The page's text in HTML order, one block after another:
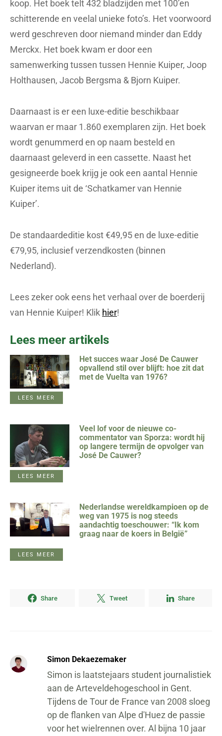
koop. Het boek telt 432 bladzijden met 100’en
schitterende en veelal unieke foto’s. Het voorwoord
werd geschreven door niemand minder dan Eddy
Merckx. Het boek kwam er door een
samenwerking tussen tussen Hennie Kuiper, Joop
Holthausen, Jacob Bergsma & Bjorn Kuiper.
Daarnaast is er een luxe-editie beschikbaar
waarvan er maar 1.860 exemplaren zijn. Het boek
wordt genummerd en op naam besteld en
daarnaast geleverd in een cassette. Naast het
gesigneerde boek krijg je ook een aantal Hennie
Kuiper items uit de ‘Schatkamer van Hennie
Kuiper’.
De standaardeditie kost €49,95 en de luxe-editie
€79,95, inclusief verzendkosten (binnen
Nederland).
Lees zeker ook eens het verhaal over de boerderij
van Hennie Kuiper! Klik hier!
Lees meer artikels
Het succes waar José De Cauwer
opvallend stil over blijft: hoe zit dat
met de Vuelta van 1976?
LEES MEER
Veel lof voor de nieuwe co-
commentator van Sporza: wordt hij
op langere termijn de opvolger van
José De Cauwer?
LEES MEER
Nederlandse wereldkampioen op de
weg van 1975 is nog steeds
aandachtig toeschouwer: “Ik kom
graag naar de koers in België”
LEES MEER
Share Tweet Share
Simon Dekaezemaker
Simon is laatstejaars student journalistiek
aan de Arteveldehogeschool in Gent.
Tijdens de Tour de France van 2008 sloeg
op de flanken van Alpe d'Huez de passie
voor het wielrennen over. Al bijna 10 jaar